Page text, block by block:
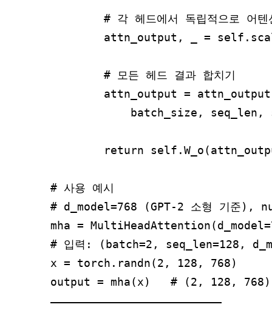
# 각 헤드에서 독립적으로 어텐
attn_output, _ =
        # 모든 헤드 결과 합치기
attn_output =
batch_size, seq_len,
return
# 사용 예시
# d_model=768 (GPT-2 소형 기준),
mha =
# 입력: (batch=2, seq_len=128,
x = torch.randn(2, 128, 768)